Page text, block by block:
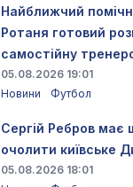
Найближчий
Ротаня готовий
самостійну
05.08.2026 19:01
Новини
Футбол
Сергій Ребров має
очолити київське
05.08.2026 18:01